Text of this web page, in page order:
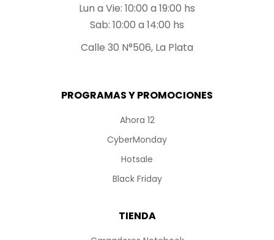
PROGRAMAS Y PROMOCIONES
Ahora 12
CyberMonday
Hotsale
Black Friday
TIENDA
Lun a Vie: 10:00 a 19:00 hs
Sab: 10:00 a 14:00 hs
Calle 30 N°506, La Plata